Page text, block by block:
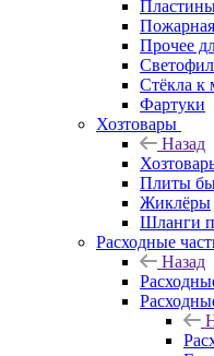
Пожарная
Прочее
Стёкла к
Фартуки
Хозтовары
Назад
Плиты
Жиклёры
Шланги
Расходные
Назад